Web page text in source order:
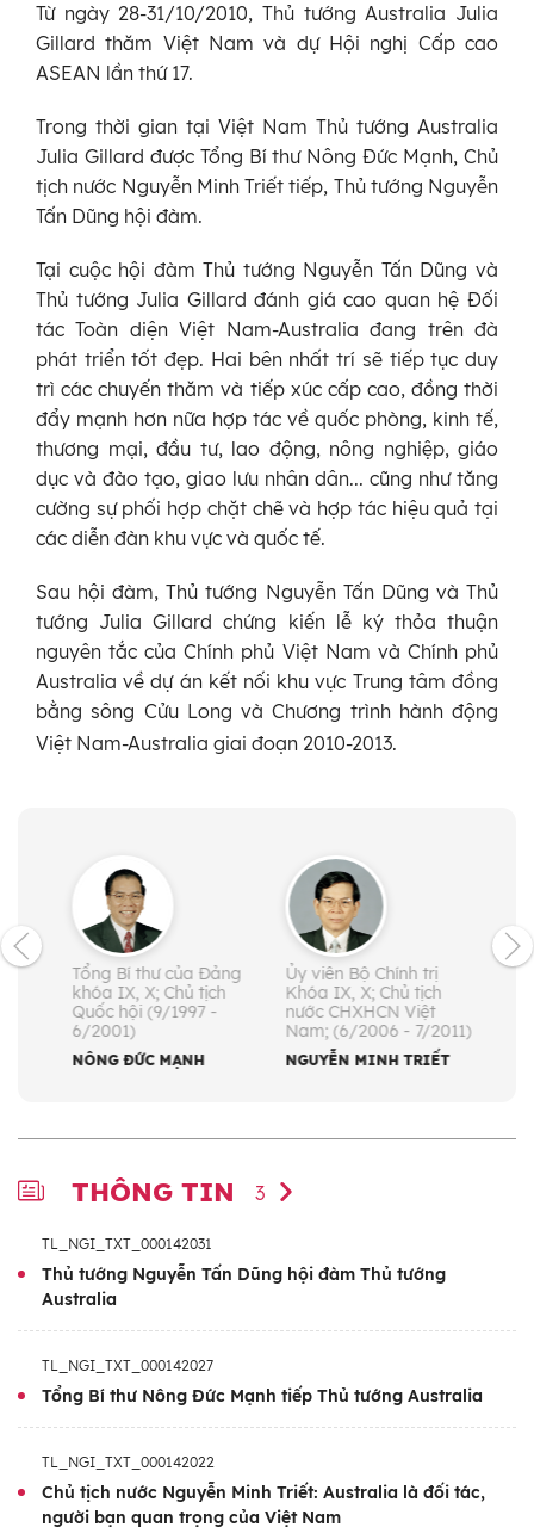
Từ ngày 28-31/10/2010, Thủ tướng Australia Julia
Gillard thăm Việt Nam và dự Hội nghị Cấp cao
ASEAN lần thứ 17.
Trong thời gian tại Việt Nam Thủ tướng Australia
Julia Gillard được Tổng Bí thư Nông Đức Mạnh, Chủ
tịch nước Nguyễn Minh Triết tiếp, Thủ tướng Nguyễn
Tấn Dũng hội đàm.
Tại cuộc hội đàm Thủ tướng Nguyễn Tấn Dũng và
Thủ tướng Julia Gillard đánh giá cao quan hệ Đối
tác Toàn diện Việt Nam-Australia đang trên đà
phát triển tốt đẹp. Hai bên nhất trí sẽ tiếp tục duy
trì các chuyến thăm và tiếp xúc cấp cao, đồng thời
đẩy mạnh hơn nữa hợp tác về quốc phòng, kinh tế,
thương mại, đầu tư, lao động, nông nghiệp, giáo
dục và đào tạo, giao lưu nhân dân... cũng như tăng
cường sự phối hợp chặt chẽ và hợp tác hiệu quả tại
các diễn đàn khu vực và quốc tế.
Sau hội đàm, Thủ tướng Nguyễn Tấn Dũng và Thủ
tướng Julia Gillard chứng kiến lễ ký thỏa thuận
nguyên tắc của Chính phủ Việt Nam và Chính phủ
Australia về dự án kết nối khu vực Trung tâm đồng
bằng sông Cửu Long và Chương trình hành động
Việt Nam-Australia giai đoạn 2010-2013.
Tổng Bí thư của Đảng
khóa IX, X; Chủ tịch
Quốc hội (9/1997 -
6/2001)
NÔNG ĐỨC MẠNH
Ủy viên Bộ Chính trị
Khóa IX, X; Chủ tịch
nước CHXHCN Việt
Nam; (6/2006 - 7/2011)
NGUYỄN MINH TRIẾT
Ủy
THÔNG TIN 3
TL_NGI_TXT_000142031
Thủ tướng Nguyễn Tấn Dũng hội đàm Thủ tướng
Australia
TL_NGI_TXT_000142027
Tổng Bí thư Nông Đức Mạnh tiếp Thủ tướng Australia
TL_NGI_TXT_000142022
Chủ tịch nước Nguyễn Minh Triết: Australia là đối tác,
người bạn quan trọng của Việt Nam